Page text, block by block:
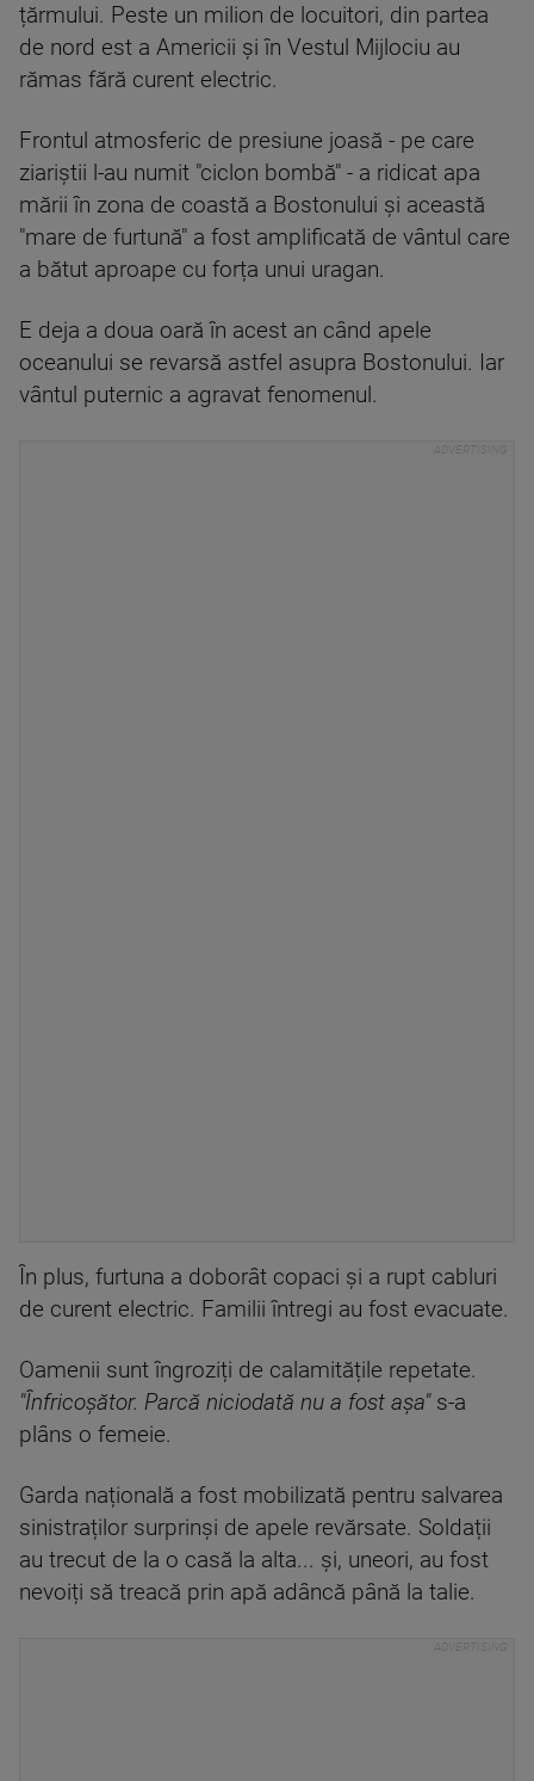
țărmului. Peste un milion de locuitori, din partea
de nord est a Americii și în Vestul Mijlociu au
rămas fără curent electric.
Frontul atmosferic de presiune joasă - pe care
ziariştii l-au numit "ciclon bombă" - a ridicat apa
mării în zona de coastă a Bostonului și această
"mare de furtună" a fost amplificată de vântul care
a bătut aproape cu forța unui uragan.
E deja a doua oară în acest an când apele
oceanului se revarsă astfel asupra Bostonului. Iar
vântul puternic a agravat fenomenul.
În plus, furtuna a doborât copaci și a rupt cabluri
de curent electric. Familii întregi au fost evacuate.
Oamenii sunt îngroziți de calamitățile repetate.
"Înfricoșător. Parcă niciodată nu a fost așa"s-a
plâns o femeie.
Garda națională a fost mobilizată pentru salvarea
sinistraților surprinși de apele revărsate. Soldații
au trecut de la o casă la alta... și, uneori, au fost
nevoiți să treacă prin apă adâncă până la talie.